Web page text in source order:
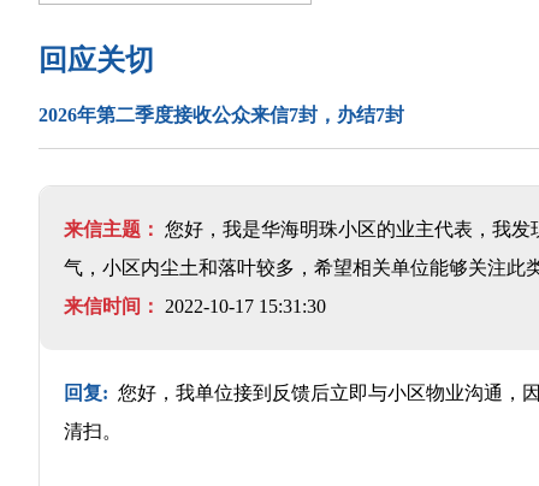
回应关切
2026年第二季度接收公众来信7封，办结7封
来信主题： 您好，我是华海明珠小区的业主代表，我
气，小区内尘土和落叶较多，希望相关单位能够关注
来信时间：
2022-10-17 15:31:30
回复: 您好，我单位接到反馈后立即与小区物业沟通，
清扫。